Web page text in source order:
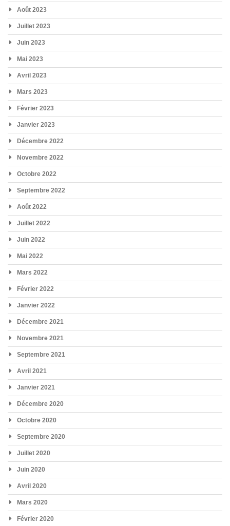
Août 2023
Juillet 2023
Juin 2023
Mai 2023
Avril 2023
Mars 2023
Février 2023
Janvier 2023
Décembre 2022
Novembre 2022
Octobre 2022
Septembre 2022
Août 2022
Juillet 2022
Juin 2022
Mai 2022
Mars 2022
Février 2022
Janvier 2022
Décembre 2021
Novembre 2021
Septembre 2021
Avril 2021
Janvier 2021
Décembre 2020
Octobre 2020
Septembre 2020
Juillet 2020
Juin 2020
Avril 2020
Mars 2020
Février 2020